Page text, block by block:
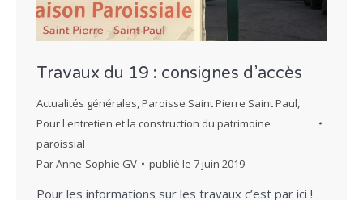
Travaux du 19 : consignes d’accès
Actualités générales Paroisse Saint Pierre Saint Paul
Pour l'entretien et la construction du patrimoine
paroissial
ParAnne-Sophie GV publié le 7 juin 2019
Pour les informations sur les travaux c’est par ici !